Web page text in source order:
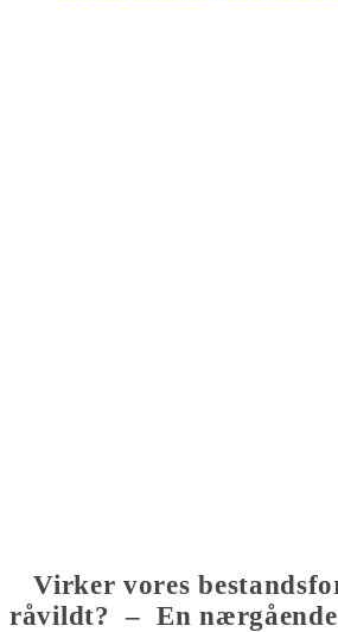
Virker vores
råvildt? – En nærgående